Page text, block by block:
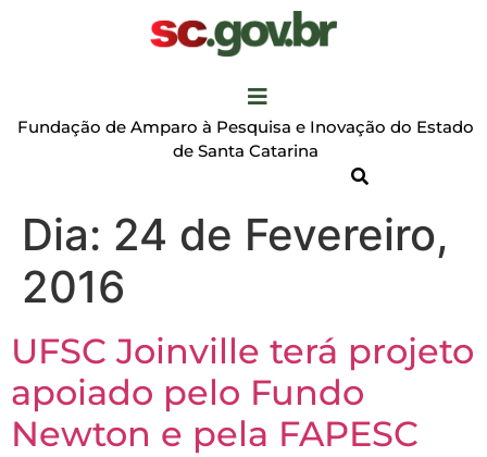
Fundação de Amparo à Pesquisa e Inovação do Estado
de Santa Catarina
Dia: 24 de Fevereiro,
2016
UFSC Joinville terá projeto
apoiado pelo Fundo
Newton e pela FAPESC